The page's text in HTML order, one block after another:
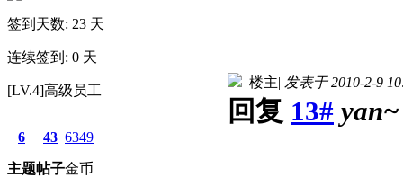
签到天数: 23 天
连续签到: 0 天
[LV.4]高级员工
6
主题
43
帖子
6349
金币
楼主| 发表于 2010-2-9
回复 13# yan~